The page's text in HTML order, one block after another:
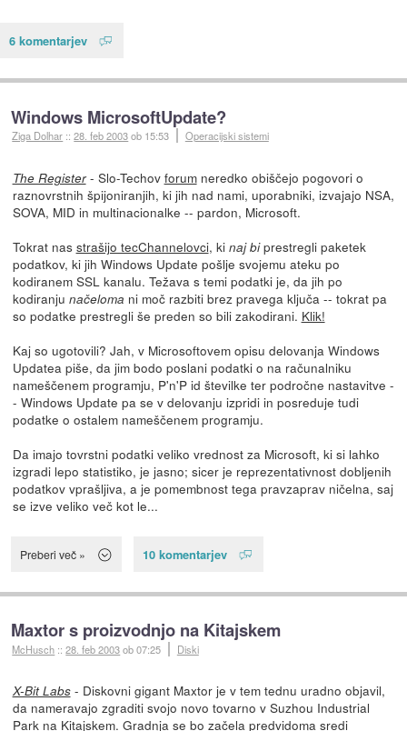
6 komentarjev
Windows MicrosoftUpdate?
Ziga Dolhar ::28. feb 2003ob 15:53 Operacijski sistemi
The Register- Slo-Techov forumneredko obiščejo pogovori o
raznovrstnih špijoniranjih, ki jih nad nami, uporabniki, izvajajo NSA,
SOVA, MID in multinacionalke -- pardon, Microsoft.
Tokrat nas strašijo tecChannelovci, ki naj biprestregli paketek
podatkov, ki jih Windows Update pošlje svojemu ateku po
kodiranem SSL kanalu. Težava s temi podatki je, da jih po
kodiranju načeloma ni moč razbiti brez pravega ključa -- tokrat pa
so podatke prestregli še preden so bili zakodirani. Klik!
Kaj so ugotovili? Jah, v Microsoftovem opisu delovanja Windows
Updatea piše, da jim bodo poslani podatki o na računalniku
nameščenem programju, P'n'P id številke ter področne nastavitve -
- Windows Update pa se v delovanju izpridi in posreduje tudi
podatke o ostalem nameščenem programju.
Da imajo tovrstni podatki veliko vrednost za Microsoft, ki si lahko
izgradi lepo statistiko, je jasno; sicer je reprezentativnost dobljenih
podatkov vprašljiva, a je pomembnost tega pravzaprav ničelna, saj
se izve veliko več kot le...
Preberi več » 10 komentarjev
Maxtor s proizvodnjo na Kitajskem
McHusch ::28. feb 2003ob 07:25 Diski
X-Bit Labs- Diskovni gigant Maxtor je v tem tednu uradno objavil,
da nameravajo zgraditi svojo novo tovarno v Suzhou Industrial
Park na Kitajskem. Gradnja se bo začela predvidoma sredi